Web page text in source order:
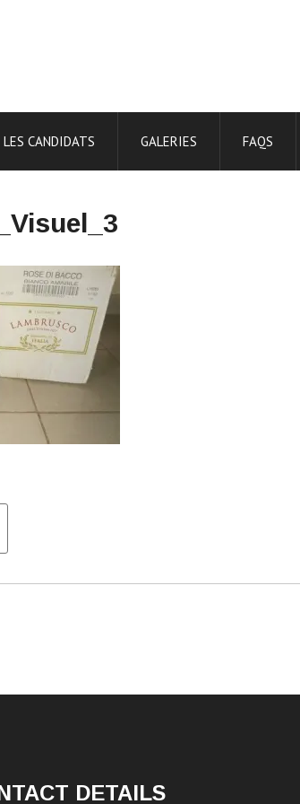
LES CANDIDATS GALERIES FAQS
DETAILS